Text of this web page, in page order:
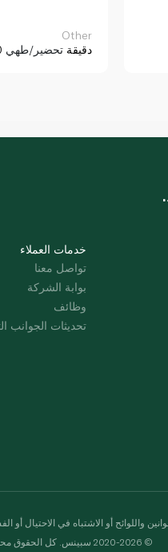
Other
10 دقيقة تحضير/طهي
خدمات العملاء
تواصل معنا
بوابة الشركة
وظائف
تحديثات الجوانب
واللوائح أو الاشتباه في الاحتيال أو
© 2020-2026 سبينس. كل الحقوق محفوظة